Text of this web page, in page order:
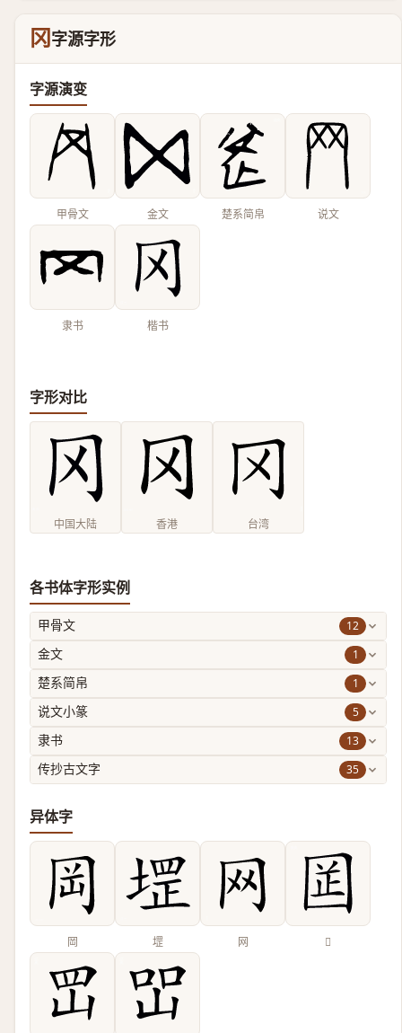
冈 字源字形
字源演变
甲骨文 金文 楚系简帛 说文
隶书 楷书
字形对比
中国大陆 香港 台湾
各书体字形实例
甲骨文 12
金文 1
楚系简帛 1
说文小篆 5
隶书 13
传抄古文字 35
异体字
岡 堽 网 𡇬